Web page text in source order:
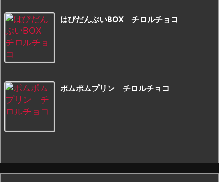
はぴだんぶいBOX チロルチョコ
ポムポムプリン チロルチョコ